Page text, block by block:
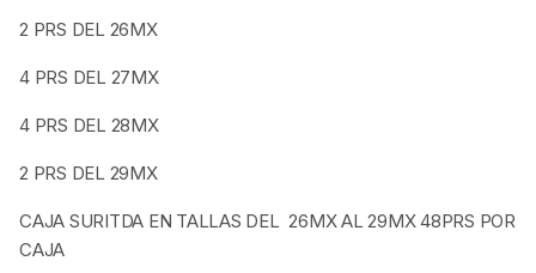
2 PRS DEL 26MX
4 PRS DEL 27MX
4 PRS DEL 28MX
2 PRS DEL 29MX
CAJA SURITDA EN TALLAS DEL 26MX AL 29MX 48PRS POR
CAJA